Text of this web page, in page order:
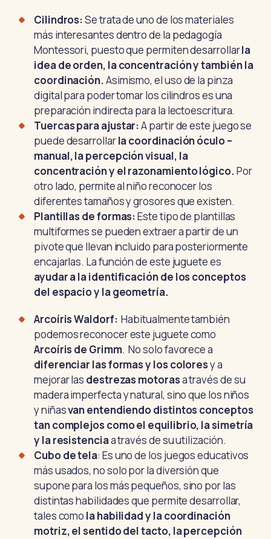
Cilindros:Se trata de uno de los materiales
más interesantes dentro de la pedagogía
Montessori, puesto que permiten desarrollarla
idea de orden, la concentración y también la
coordinación.Asimismo, el uso de la pinza
digital para poder tomar los cilindros es una
preparación indirecta para la lectoescritura.
Tuercas para ajustar:A partir de este juego se
puede desarrollarla coordinación óculo –
manual, la percepción visual, la
concentración y el razonamiento lógico.Por
otro lado, permite al niño reconocer los
diferentes tamaños y grosores que existen.
Plantillas de formas:Este tipo de plantillas
multiformes se pueden extraer a partir de un
pivote que llevan incluido para posteriormente
encajarlas. La función de este juguete es
ayudar a la identificación de los conceptos
del espacio y la geometría.
Arcoíris Waldorf:Habitualmente también
podemos reconocer este juguete como
Arcoíris de Grimm. No solo favorece a
diferenciar las formas y los coloresy a
mejorar las destrezas motorasa través de su
madera imperfecta y natural, sino que los niños
y niñasvan entendiendo distintos conceptos
tan complejos como el equilibrio, la simetría
y la resistenciaa través de su utilización.
Cubo de tela: Es uno de los juegos educativos
más usados, no solo por la diversión que
supone para los más pequeños, sino por las
distintas habilidades que permite desarrollar,
tales como lahabilidad y la coordinación
motriz, el sentido del tacto, la percepción